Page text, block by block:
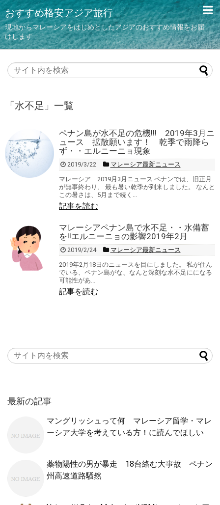
おすすめ格安アジア旅行
現地からマレーシアをはじめとしたアジアのおすすめ情報をお届
けします
「水不足 」 一覧
ペナン島が水不足の危機!!! 2019年3月ニ
ュース 拡散願います！ 乾季で雨降ら
ず・・エルニーニョ現象
2019/3/22
マレーシア最新ニュース
マレーシア 2019月3月ニュース ペナンでは、旧正月
が無事終わり、 最も暑い乾季が到来しました。 なんと
この暑さは、5月まで続く...
記事を読む
マレーシアペナン島で水不足・・水備蓄
を!!エルニーニョの影響2019年2月
2019/2/24
マレーシア最新ニュース
2019年2月18日のニュースを目にしました。 私が住ん
でいる、ペナン島がな、なんと深刻な水不足にになる
可能性があ...
記事を読む
最新の記事
マングリッシュって何 マレーシア留学・マレ
ーシア大学を考えている方！に読んでほしい
薬物陽性の男が暴走 18台絡む大事故 ペナン
州高速道路騒然